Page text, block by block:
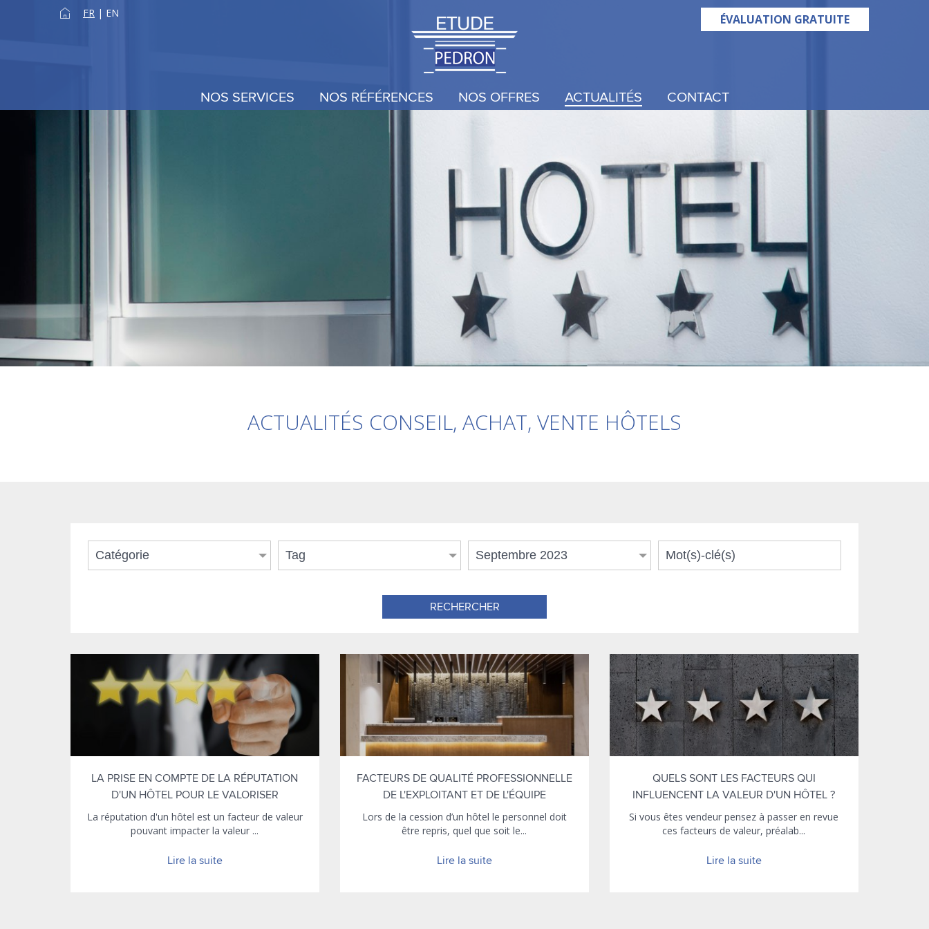
FR | EN ÉVALUATION GRATUITE
NOS SERVICES NOS RÉFÉRENCES NOS OFFRES ACTUALITÉS CONTACT
ACTUALITÉS CONSEIL, ACHAT, VENTE HÔTELS
Catégorie Tag Septembre 2023
RECHERCHER
LA PRISE EN COMPTE DE LA RÉPUTATION
D'UN HÔTEL POUR LE VALORISER
La réputation d'un hôtel est un facteur de valeur
pouvant impacter la valeur ...
Lire la suite
FACTEURS DE QUALITÉ PROFESSIONNELLE
DE L'EXPLOITANT ET DE L'ÉQUIPE
Lors de la cession d’un hôtel le personnel doit
être repris, quel que soit le...
Lire la suite
QUELS SONT LES FACTEURS QUI
INFLUENCENT LA VALEUR D'UN HÔTEL ?
Si vous êtes vendeur pensez à passer en revue
ces facteurs de valeur, préalab...
Lire la suite